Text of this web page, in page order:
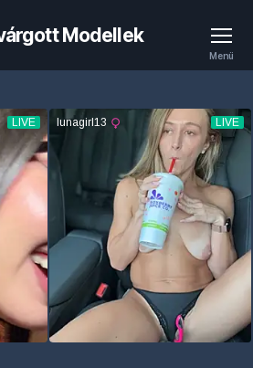
Modellek
Menü